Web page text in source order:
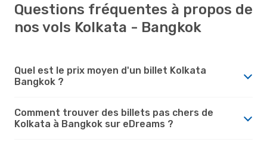
Questions fréquentes à propos de
nos vols Kolkata - Bangkok
Quel est le prix moyen d'un billet Kolkata
Bangkok ?
Comment trouver des billets pas chers de
Kolkata à Bangkok sur eDreams ?